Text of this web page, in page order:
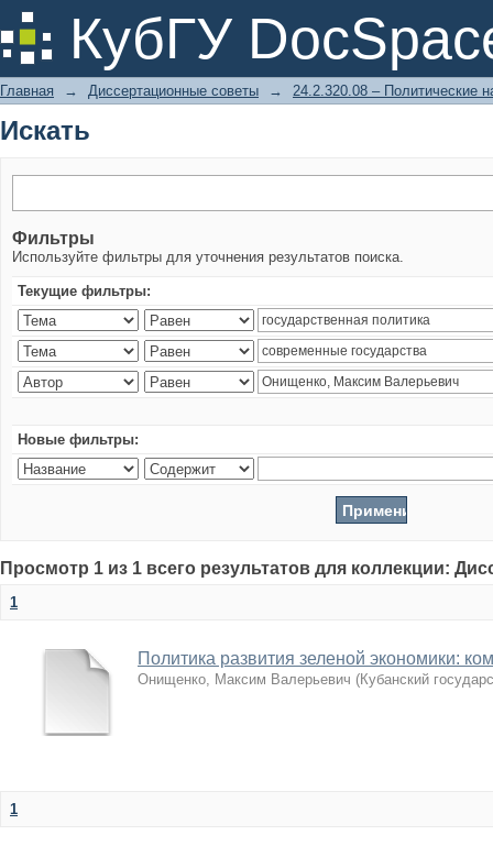
КубГУ
Искать
Главная → Диссертационные советы → 24.2.320.08 – Политические
Искать
Фильтры
Используйте фильтры для уточнения результатов поиска.
Текущие фильтры:
Новые фильтры:
Просмотр 1 из 1 всего результатов для коллекции:
1
Политика развития зеленой экономики:
Онищенко, Максим Валерьевич (Кубанский
1